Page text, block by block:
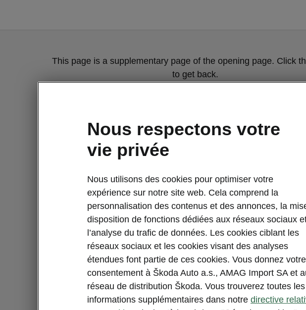
This page is a supplementary page of the opening page. Click
to get back.
Stationnement
• Capteurs de parcage avant
• Caméra de recul
Nous respectons votre
vie privée
Nous utilisons des cookies pour optimiser votre
expérience sur notre site web. Cela comprend la
personnalisation des contenus et des annonces, la
disposition de fonctions dédiées aux réseaux sociaux
l’analyse du trafic de données. Les cookies ciblant les
réseaux sociaux et les cookies visant des analyses
étendues font partie de ces cookies. Vous donnez votre
consentement à Škoda Auto a.s., AMAG Import SA et
réseau de distribution Škoda. Vous trouverez toutes les
informations supplémentaires dans notre directive